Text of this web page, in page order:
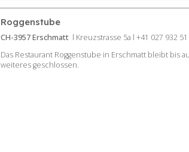
Roggenstube
CH-3957 Erschmatt l Kreuzstrasse 5a l +41 027 932
Das Restaurant Roggenstube in Erschmatt bleibt bis
weiteres geschlossen.